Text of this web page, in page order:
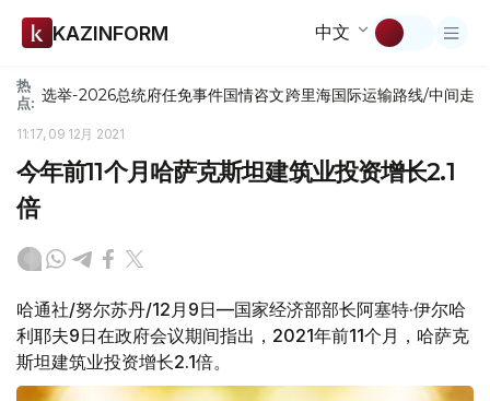
KAZINFORM 中文
热
点: 选举-2026总统府任免事件国情咨文跨里海国际运输路线/中间走廊
11:17, 09 12月 2021
今年前11个月哈萨克斯坦建筑业投资增长2.1
倍
哈通社/努尔苏丹/12月9日—国家经济部部长阿塞特·伊尔哈
利耶夫9日在政府会议期间指出，2021年前11个月，哈萨克
斯坦建筑业投资增长2.1倍。